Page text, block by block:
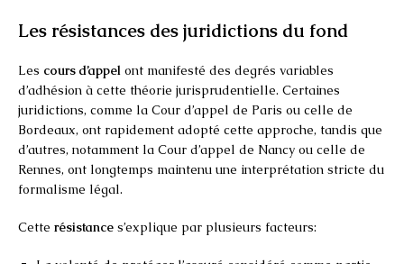
Les résistances des juridictions du fond
Les cours d’appel ont manifesté des degrés variables
d’adhésion à cette théorie jurisprudentielle. Certaines
juridictions, comme la Cour d’appel de Paris ou celle de
Bordeaux, ont rapidement adopté cette approche, tandis que
d’autres, notamment la Cour d’appel de Nancy ou celle de
Rennes, ont longtemps maintenu une interprétation stricte du
formalisme légal.
Cette résistance s’explique par plusieurs facteurs: